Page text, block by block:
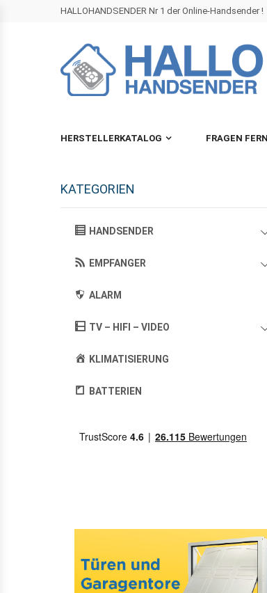
HALLOHANDSENDER Nr 1 der Online-Handsender !
HERSTELLERKATALOG FRAGEN
KATEGORIEN
HANDSENDER
EMPFANGER
ALARM
TV – HIFI – VIDEO
KLIMATISIERUNG
BATTERIEN